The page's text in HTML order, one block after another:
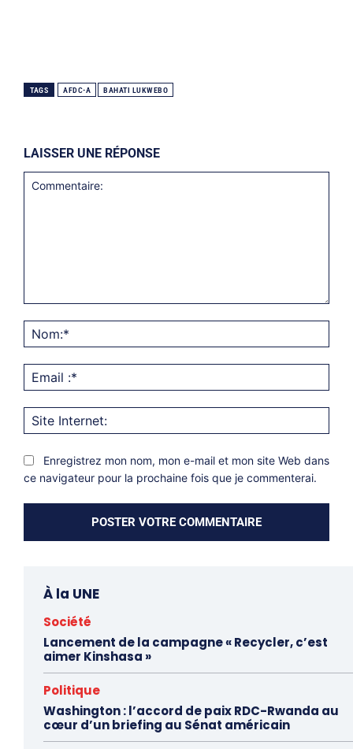
TAGS AFDC-A BAHATI LUKWEBO
LAISSER UNE RÉPONSE
:*
Enregistrez mon nom, mon e-mail et mon site Web dans
ce navigateur pour la prochaine fois que je commenterai.
À la UNE
Société
Lancement de la campagne « Recycler, c’est
aimer Kinshasa »
Politique
Washington : l’accord de paix RDC-Rwanda au
cœur d’un briefing au Sénat américain